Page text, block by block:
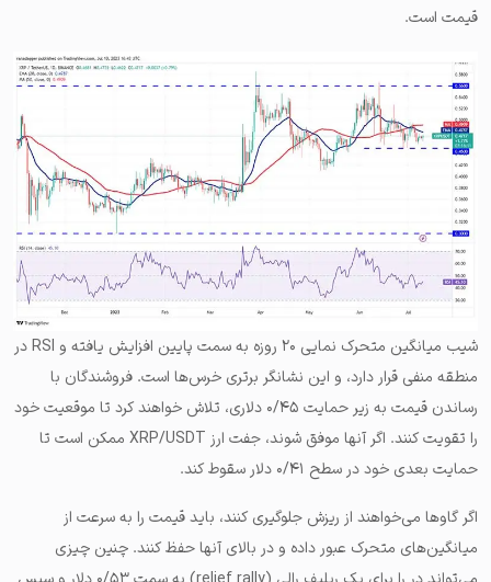
قیمت است.
شیب میانگین متحرک نمایی ۲۰ روزه به سمت پایین افزایش یافته و RSI در
منطقه منفی قرار دارد، و این نشانگر برتری خرس‌ها است. فروشندگان با
رساندن قیمت به زیر حمایت ۰/۴۵ دلاری، تلاش خواهند کرد تا موقعیت خود
را تقویت کنند. اگر آنها موفق شوند، جفت ارز XRP/USDT ممکن است تا
حمایت بعدی خود در سطح ۰/۴۱ دلار سقوط کند.
اگر گاوها می‌خواهند از ریزش جلوگیری کنند، باید قیمت را به سرعت از
میانگین‌های متحرک عبور داده و در بالای آنها حفظ کنند. چنین چیزی